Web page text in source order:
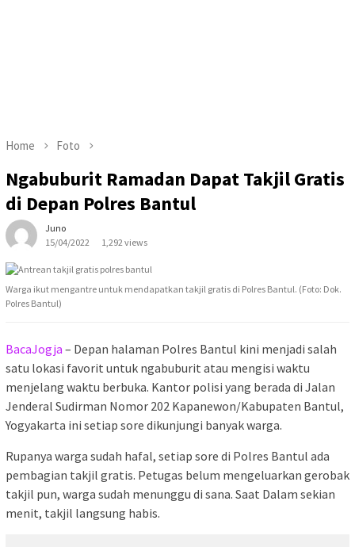
Home Foto
Ngabuburit Ramadan Dapat Takjil Gratis
di Depan Polres Bantul
Juno
15/04/2022
1,292 views
Warga ikut mengantre untuk mendapatkan takjil gratis di Polres Bantul. (Foto: Dok.
Polres Bantul)
BacaJogja – Depan halaman Polres Bantul kini menjadi salah
satu lokasi favorit untuk ngabuburit atau mengisi waktu
menjelang waktu berbuka. Kantor polisi yang berada di Jalan
Jenderal Sudirman Nomor 202 Kapanewon/Kabupaten Bantul,
Yogyakarta ini setiap sore dikunjungi banyak warga.
Rupanya warga sudah hafal, setiap sore di Polres Bantul ada
pembagian takjil gratis. Petugas belum mengeluarkan gerobak
takjil pun, warga sudah menunggu di sana. Saat Dalam sekian
menit, takjil langsung habis.